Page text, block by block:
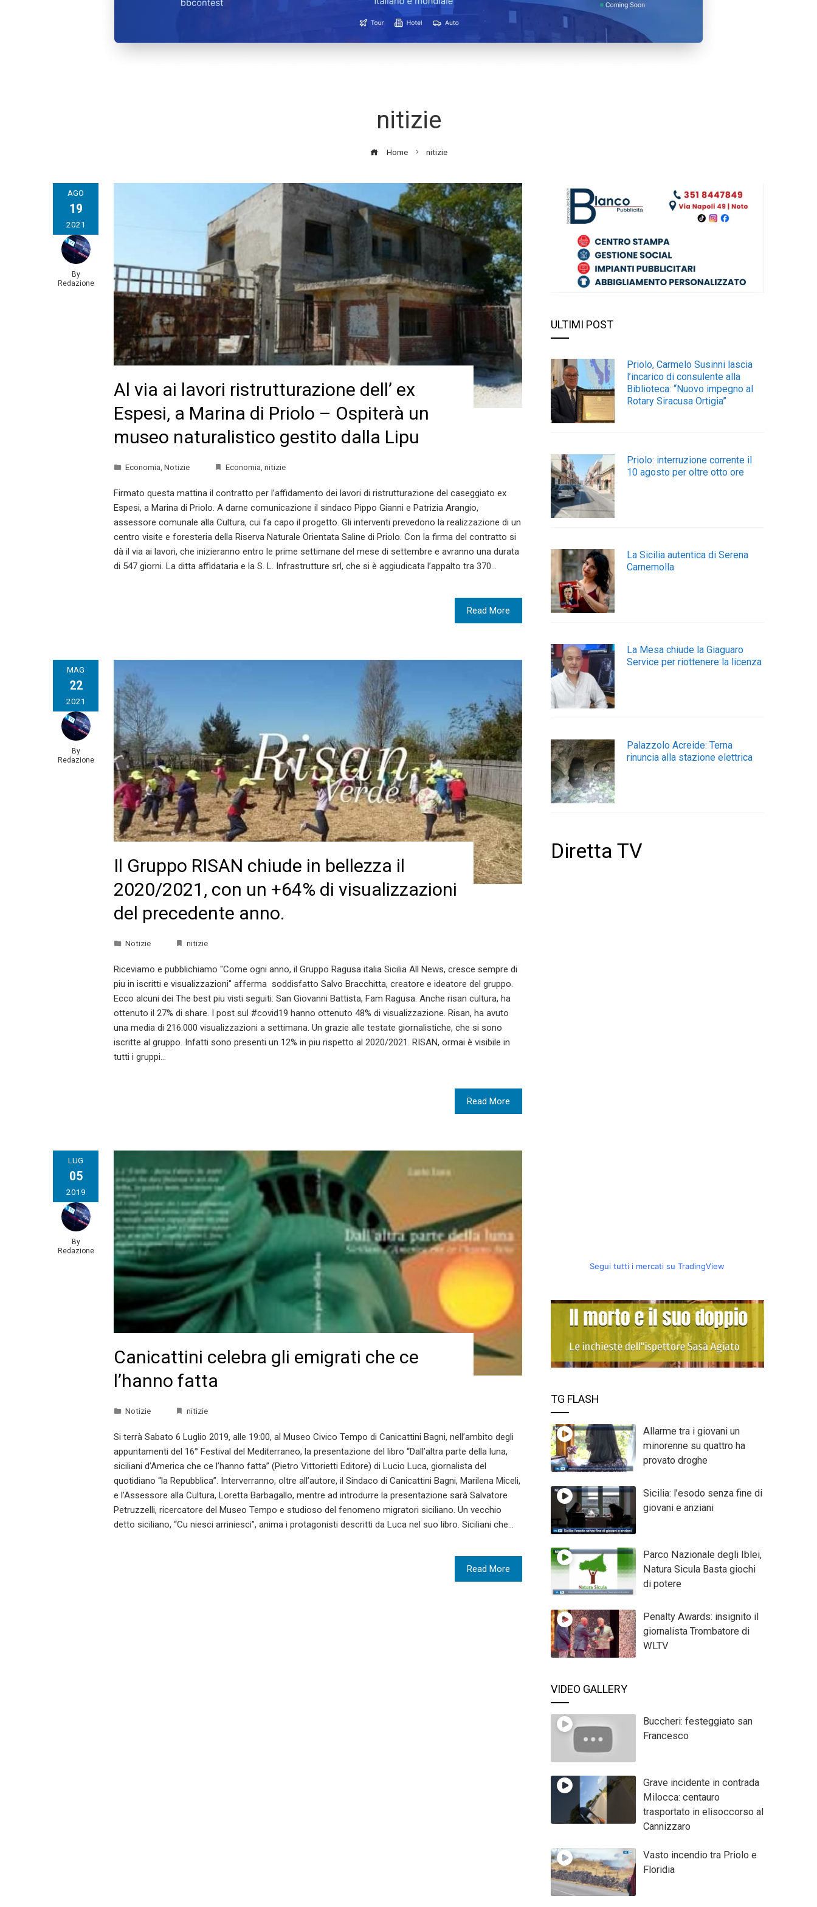
nitizie
Home nitizie
AGO
19
2021
By
Redazione
Al via ai lavori ristrutturazione dell’ ex
Espesi, a Marina di Priolo – Ospiterà un
museo naturalistico gestito dalla Lipu
Economia Notizie Economia nitizie
Firmato questa mattina il contratto per l’affidamento dei lavori di ristrutturazione del caseggiato ex
Espesi, a Marina di Priolo. A darne comunicazione il sindaco Pippo Gianni e Patrizia Arangio,
assessore comunale alla Cultura, cui fa capo il progetto. Gli interventi prevedono la realizzazione di un
centro visite e foresteria della Riserva Naturale Orientata Saline di Priolo. Con la firma del contratto si
dà il via ai lavori, che inizieranno entro le prime settimane del mese di settembre e avranno una durata
di 547 giorni. La ditta affidataria e la S. L. Infrastrutture srl, che si è aggiudicata l’appalto tra 370…
Read More
MAG
22
2021
By
Redazione
Il Gruppo RISAN chiude in bellezza il
2020/2021, con un +64% di visualizzazioni
del precedente anno.
Notizie nitizie
Riceviamo e pubblichiamo "Come ogni anno, il Gruppo Ragusa italia Sicilia All News, cresce sempre di
piu in iscritti e visualizzazioni" afferma soddisfatto Salvo Bracchitta, creatore e ideatore del gruppo.
Ecco alcuni dei The best piu visti seguiti: San Giovanni Battista, Fam Ragusa. Anche risan cultura, ha
ottenuto il 27% di share. I post sul #covid19 hanno ottenuto 48% di visualizzazione. Risan, ha avuto
una media di 216.000 visualizzazioni a settimana. Un grazie alle testate giornalistiche, che si sono
iscritte al gruppo. Infatti sono presenti un 12% in piu rispetto al 2020/2021. RISAN, ormai è visibile in
tutti i gruppi…
Read More
LUG
05
2019
By
Redazione
Canicattini celebra gli emigrati che ce
l’hanno fatta
Notizie nitizie
Si terrà Sabato 6 Luglio 2019, alle 19:00, al Museo Civico Tempo di Canicattini Bagni, nell’ambito degli
appuntamenti del 16° Festival del Mediterraneo, la presentazione del libro “Dall’altra parte della luna,
siciliani d’America che ce l’hanno fatta” (Pietro Vittorietti Editore) di Lucio Luca, giornalista del
quotidiano “la Repubblica”. Interverranno, oltre all’autore, il Sindaco di Canicattini Bagni, Marilena Miceli,
e l’Assessore alla Cultura, Loretta Barbagallo, mentre ad introdurre la presentazione sarà Salvatore
Petruzzelli, ricercatore del Museo Tempo e studioso del fenomeno migratori siciliano. Un vecchio
detto siciliano, “Cu niesci arriniesci”, anima i protagonisti descritti da Luca nel suo libro. Siciliani che…
Read More
ULTIMI POST
Priolo, Carmelo Susinni lascia
l’incarico di consulente alla
Biblioteca: “Nuovo impegno al
Rotary Siracusa Ortigia”
Priolo: interruzione corrente il
10 agosto per oltre otto ore
La Sicilia autentica di Serena
Carnemolla
La Mesa chiude la Giaguaro
Service per riottenere la licenza
Palazzolo Acreide: Terna
rinuncia alla stazione elettrica
Diretta TV
Segui tutti i mercati su TradingView
TG FLASH
Allarme tra i giovani un
minorenne su quattro ha
provato droghe
Sicilia: l’esodo senza fine di
giovani e anziani
Parco Nazionale degli Iblei,
Natura Sicula Basta giochi
di potere
Penalty Awards: insignito il
giornalista Trombatore di
WLTV
VIDEO GALLERY
Buccheri: festeggiato san
Francesco
Grave incidente in contrada
Milocca: centauro
trasportato in elisoccorso al
Cannizzaro
Vasto incendio tra Priolo e
Floridia